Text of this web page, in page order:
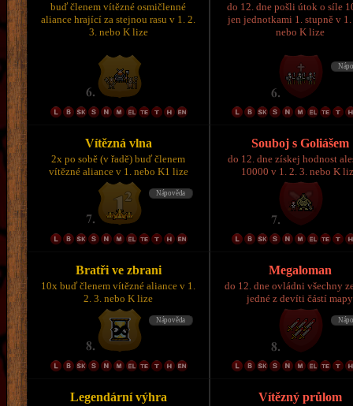
buď členem vítězné osmičlenné
aliance hrající za stejnou rasu v 1. 2.
3. nebo K lize
do 12. dne pošli útok o síle
jen jednotkami 1. stupně v 1.
nebo K lize
Vítězná vlna
2x po sobě (v řadě) buď členem
vítězné aliance v 1. nebo K1 lize
Souboj s Goliášem
do 12. dne získej hodnost
10000 v 1. 2. 3. nebo K
Bratři ve zbrani
10x buď členem vítězné aliance v 1.
2. 3. nebo K lize
Megaloman
do 12. dne ovládni všechny
jedné z devíti částí mapy
Legendární výhra Vítězný průlom